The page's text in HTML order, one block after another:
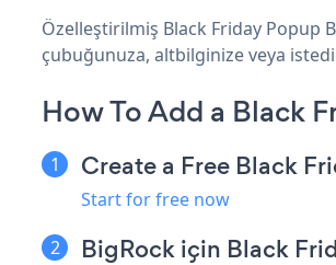
Özelleştirilmiş Black Friday Popup
çubuğunuza, altbilginize veya
How To Add a Black
Create a Free Black
Start for free now
BigRock için Black